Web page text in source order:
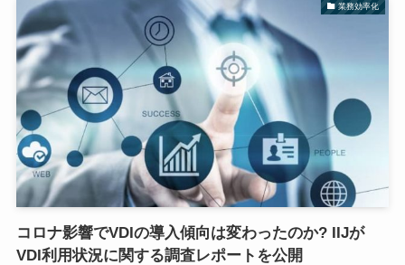
業務効率化
コロナ影響でVDIの導入傾向は変わったのか? IIJが
VDI利用状況に関する調査レポートを公開